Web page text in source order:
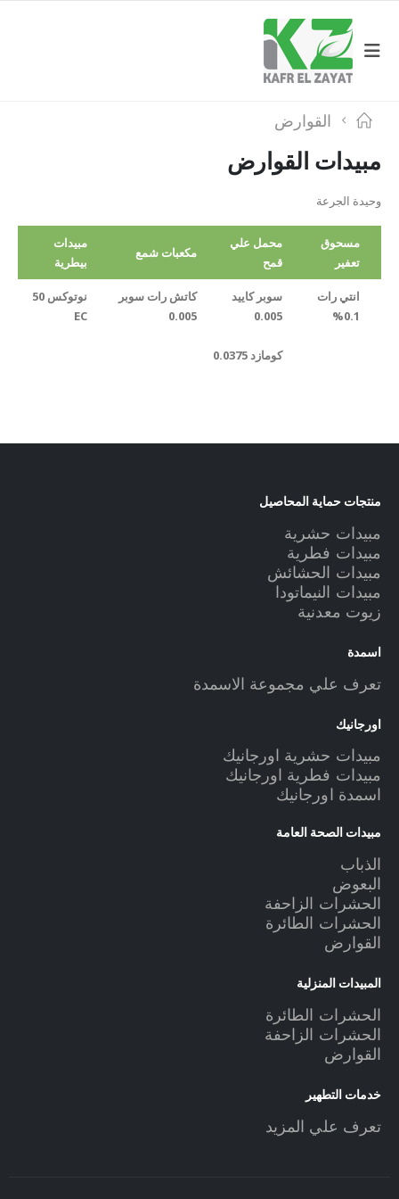
القوارض
مبيدات القوارض
وحيدة الجرعة
مسحوق
تعفير
محمل علي
قمح
مكعبات شمع
مبيدات
بيطرية
انتي رات
0.1%
سوبر كاييد
0.005
كومازد 0.0375
كاتش رات سوبر
0.005
نوتوكس 50
EC
منتجات حماية المحاصيل
مبيدات حشرية
مبيدات فطرية
مبيدات الحشائش
مبيدات النيماتودا
زيوت معدنية
اسمدة
تعرف علي مجموعة الاسمدة
اورجانيك
مبيدات حشرية اورجانيك
مبيدات فطرية اورجانيك
اسمدة اورجانيك
مبيدات الصحة العامة
الذباب
البعوض
الحشرات الزاحفة
الحشرات الطائرة
القوارض
المبيدات المنزلية
الحشرات الطائرة
الحشرات الزاحفة
القوارض
خدمات التطهير
تعرف علي المزيد